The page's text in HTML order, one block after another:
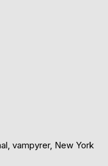
vampyrer, New York